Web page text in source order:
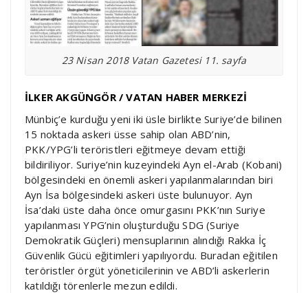
23 Nisan 2018 Vatan Gazetesi 11. sayfa
İLKER AKGÜNGÖR / VATAN HABER MERKEZİ
Münbiç’e kurduğu yeni iki üsle birlikte Suriye’de bilinen
15 noktada askeri üsse sahip olan ABD’nin,
PKK/YPG’li teröristleri eğitmeye devam ettiği
bildiriliyor. Suriye’nin kuzeyindeki Ayn el-Arab (Kobani)
bölgesindeki en önemli askeri yapılanmalarından biri
Ayn İsa bölgesindeki askeri üste bulunuyor. Ayn
İsa’daki üste daha önce omurgasını PKK’nın Suriye
yapılanması YPG’nin oluşturduğu SDG (Suriye
Demokratik Güçleri) mensuplarının alındığı Rakka İç
Güvenlik Gücü eğitimleri yapılıyordu. Buradan eğitilen
teröristler örgüt yöneticilerinin ve ABD’li askerlerin
katıldığı törenlerle mezun edildi.